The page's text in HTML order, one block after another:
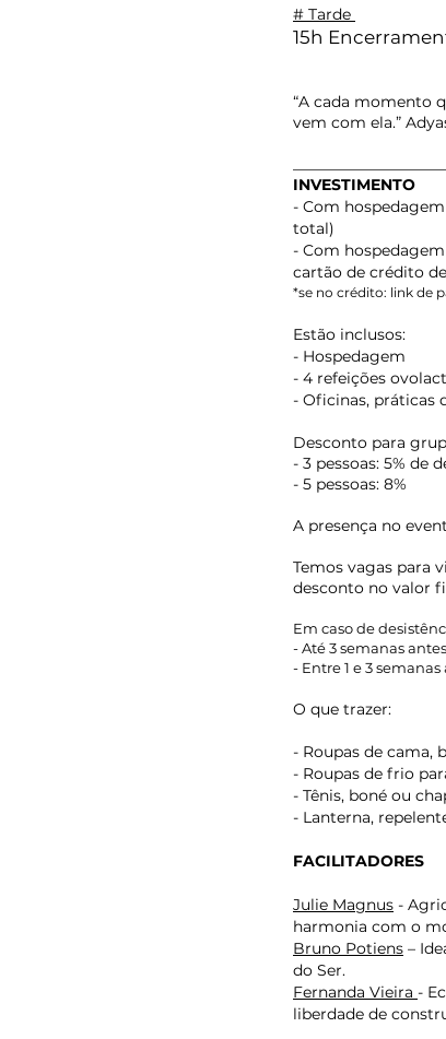
# Tarde
15h
“A cada momento
vem com ela.”
INVESTIMENTO
- Com
total)
- Com
cartão de crédito
*se no crédito: link de
Estão inclusos:
- Hospedagem
- 4 refeições
- Oficinas, práticas
Desconto para
- 3 pessoas: 5% de
- 5 pessoas: 8%
A presença no
Temos vagas para
desconto no valor
Em caso de
- Até 3 semanas
- Entre 1 e 3
O que trazer:
- Roupas de cama,
- Roupas de frio
- Tênis, boné ou
- Lanterna,
FACILITADORES
Julie Magnus -
harmonia com o
Bruno Potiens –
do Ser.
Fernanda Vieira -
liberdade de